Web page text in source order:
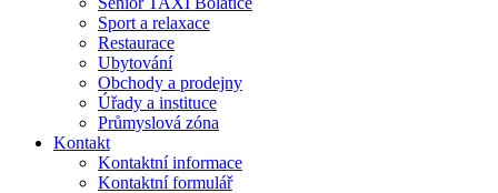
Sport a relaxace
Restaurace
Ubytování
Obchody a prodejny
Úřady a instituce
Průmyslová zóna
Kontakt
Kontaktní informace
Kontaktní formulář